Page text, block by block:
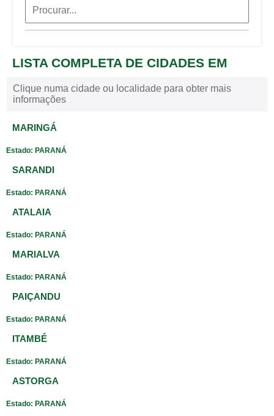
LISTA COMPLETA DE CIDADES EM
Clique numa cidade ou localidade para obter mais
informações
MARINGÁ
Estado: PARANÁ
SARANDI
Estado: PARANÁ
ATALAIA
Estado: PARANÁ
MARIALVA
Estado: PARANÁ
PAIÇANDU
Estado: PARANÁ
ITAMBÉ
Estado: PARANÁ
ASTORGA
Estado: PARANÁ